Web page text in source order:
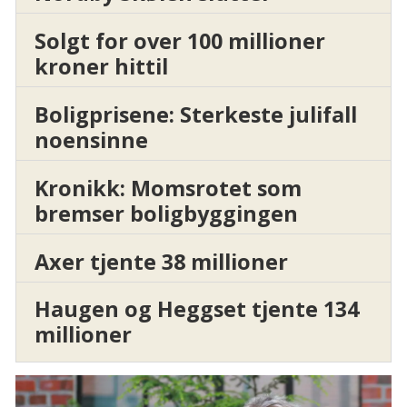
Solgt for over 100 millioner
kroner hittil
Boligprisene: Sterkeste julifall
noensinne
Kronikk: Momsrotet som
bremser boligbyggingen
Axer tjente 38 millioner
Haugen og Heggset tjente 134
millioner